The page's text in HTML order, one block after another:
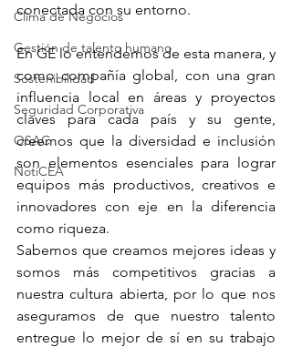
Clima de Negocios
Gestión de talento humano
Sostenibilidad
Seguridad Corporativa
OSAC
NotiCEA
conectada con su entorno.
En GE lo entendemos de esta manera, y
como compañía global, con una gran
influencia local en áreas y proyectos
claves para cada país y su gente,
creemos que la diversidad e inclusión
son elementos esenciales para lograr
equipos más productivos, creativos e
innovadores con eje en la diferencia
como riqueza.
Sabemos que creamos mejores ideas y
somos más competitivos gracias a
nuestra cultura abierta, por lo que nos
aseguramos de que nuestro talento
entregue lo mejor de sí en su trabajo